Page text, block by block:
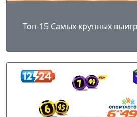
Топ-15 Самых крупных